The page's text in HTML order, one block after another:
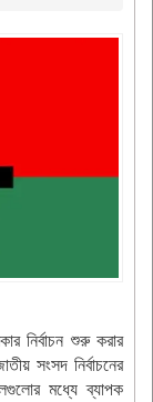
নির্বাচন শুরু করার
সংসদ নির্বাচনের
মধ্যে ব্যাপক